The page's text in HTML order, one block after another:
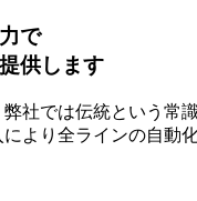
で
供します
社では伝統という常
より全ラインの自動